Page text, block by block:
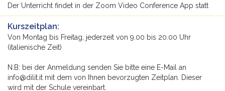
Der Unterricht findet in der Zoom Video Conference App statt
Kurszeitplan:
Von Montag bis Freitag, jederzeit von 9.00 bis 20.00 Uhr
(italienische Zeit)
N.B: bei der Anmeldung senden Sie bitte eine E-Mail an
info@dilit.it mit dem von Ihnen bevorzugten Zeitplan. Dieser
wird mit der Schule vereinbart.